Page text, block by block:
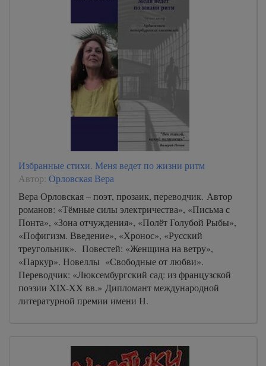
Избранные стихи. Меня ведет по жизни ритм
Автор: Орловская Вера
Вера Орловская – поэт, прозаик, переводчик. Автор
романов: «Тёмные силы электричества», «Письма с
Понта», «Зона отчуждения», «Полёт Голубой Рыбы»,
«Пофигизм. Введение», «Хронос», «Русский
треугольник». Повестей: «Женщина на ветру»,
«Паркур». Новеллы «Свободные от любви».
Переводчик: «Люксембургский сад: из французской
поэзии XIX-XX вв.» Дипломант международной
литературной премии имени Н.